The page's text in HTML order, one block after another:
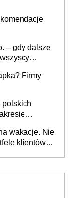
– gdy dalsze
Firmy
polskich
wakacje. Nie
klientów